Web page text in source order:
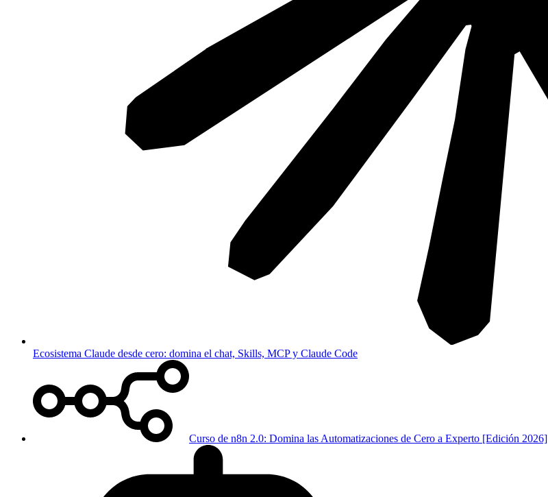
Ecosistema Claude desde cero: domina el chat, Skills, MCP y Claude Code
Curso de n8n 2.0: Domina las Automatizaciones de Cero a Experto [Edición 2026]